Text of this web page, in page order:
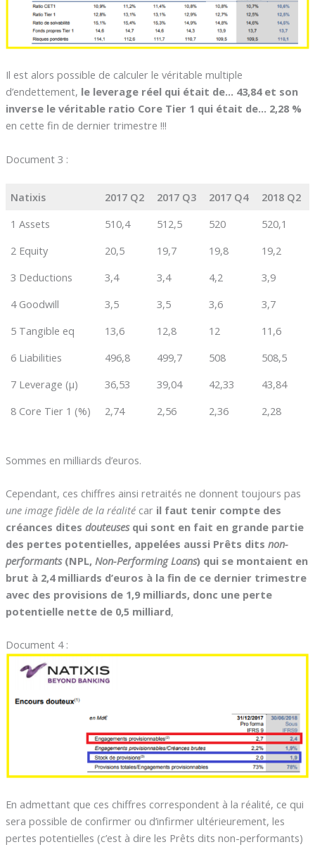
Il est alors possible de calculer le véritable multiple
d’endettement, le leverage réel qui était de… 43,84 et son
inverse le véritable ratio Core Tier 1 qui était de… 2,28 %
en cette fin de dernier trimestre !!!
Document 3 :
Natixis 2017 Q2 2017 Q3 2017 Q4
2018 Q2
1 Assets
510,4 512,5 520
520,1
2 Equity
20,5 19,7 19,8
19,2
3 Deductions
3,4 3,4 4,2
3,9
4 Goodwill
3,5 3,5 3,6
3,7
5 Tangible eq
13,6 12,8 12
11,6
6 Liabilities
496,8 499,7 508
508,5
7 Leverage (µ)
36,53 39,04 42,33
43,84
8 Core Tier 1 (%)
2,74 2,56 2,36 2,28
Sommes en milliards d’euros.
Cependant, ces chiffres ainsi retraités ne donnent toujours pas
une image fidèle de la réalité car il faut tenir compte des
créances dites douteuses qui sont en fait en grande partie
des pertes potentielles, appelées aussi Prêts dits non-
performants (NPL, Non-Performing Loans) qui se montaient en
brut à 2,4 milliards d’euros à la fin de ce dernier trimestre
avec des provisions de 1,9 milliards, donc une perte
potentielle nette de 0,5 milliard,
Document 4 :
En admettant que ces chiffres correspondent à la réalité, ce qui
sera possible de confirmer ou d’infirmer ultérieurement, les
pertes potentielles (c’est à dire les Prêts dits non-performants)